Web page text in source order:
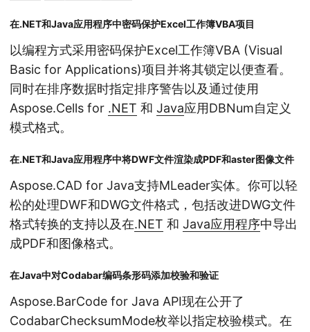
在.NET和Java应用程序中密码保护Excel工作簿VBA项目
以编程方式采用密码保护Excel工作簿VBA (Visual
Basic for Applications)项目并将其锁定以便查看。
同时在排序数据时指定排序警告以及通过使用
Aspose.Cells for .NET 和 Java应用DBNum自定义
模式格式。
在.NET和Java应用程序中将DWF文件渲染成PDF和aster图像文件
Aspose.CAD for Java支持MLeader实体。你可以轻
松的处理DWF和DWG文件格式，包括改进DWG文件
格式转换的支持以及在.NET 和 Java应用程序中导出
成PDF和图像格式。
在Java中对Codabar编码条形码添加校验和验证
Aspose.BarCode for Java API现在公开了
CodabarChecksumMode枚举以指定校验模式。在